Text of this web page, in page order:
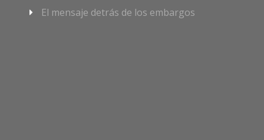
El mensaje detrás de los embargos